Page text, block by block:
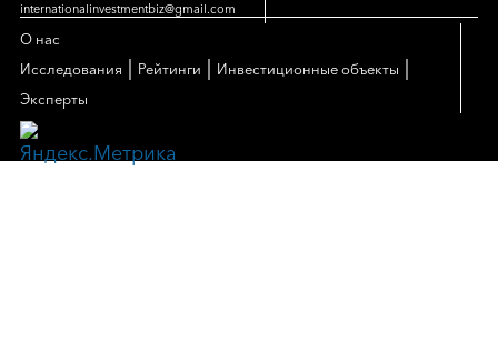
internationalinvestmentbiz@gmail.com
О нас
Исследования
Рейтинги Инвестиционные объекты
Эксперты